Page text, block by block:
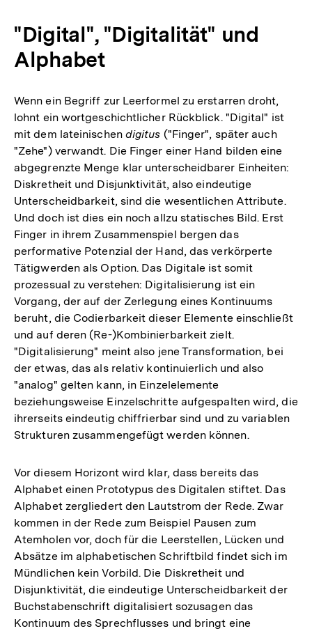
"Digital", "Digitalität" und
Alphabet
Wenn ein Begriff zur Leerformel zu erstarren droht,
lohnt ein wortgeschichtlicher Rückblick. "Digital" ist
mit dem lateinischen digitus ("Finger", später auch
"Zehe") verwandt. Die Finger einer Hand bilden eine
abgegrenzte Menge klar unterscheidbarer Einheiten:
Diskretheit und Disjunktivität, also eindeutige
Unterscheidbarkeit, sind die wesentlichen Attribute.
Und doch ist dies ein noch allzu statisches Bild. Erst
Finger in ihrem Zusammenspiel bergen das
performative Potenzial der Hand, das verkörperte
Tätigwerden als Option. Das Digitale ist somit
prozessual zu verstehen: Digitalisierung ist ein
Vorgang, der auf der Zerlegung eines Kontinuums
beruht, die Codierbarkeit dieser Elemente einschließt
und auf deren (Re-)Kombinierbarkeit zielt.
"Digitalisierung" meint also jene Transformation, bei
der etwas, das als relativ kontinuierlich und also
"analog" gelten kann, in Einzelelemente
beziehungsweise Einzelschritte aufgespalten wird, die
ihrerseits eindeutig chiffrierbar sind und zu variablen
Strukturen zusammengefügt werden können.
Vor diesem Horizont wird klar, dass bereits das
Alphabet einen Prototypus des Digitalen stiftet. Das
Alphabet zergliedert den Lautstrom der Rede. Zwar
kommen in der Rede zum Beispiel Pausen zum
Atemholen vor, doch für die Leerstellen, Lücken und
Absätze im alphabetischen Schriftbild findet sich im
Mündlichen kein Vorbild. Die Diskretheit und
Disjunktivität, die eindeutige Unterscheidbarkeit der
Buchstabenschrift digitalisiert sozusagen das
Kontinuum des Sprechflusses und bringt eine